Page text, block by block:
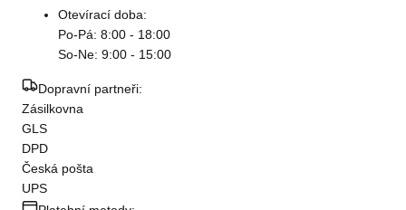
Otevírací doba:
Po-Pá: 8:00 - 18:00
So-Ne: 9:00 - 15:00
Dopravní partneři:
Zásilkovna
GLS
DPD
Česká pošta
UPS